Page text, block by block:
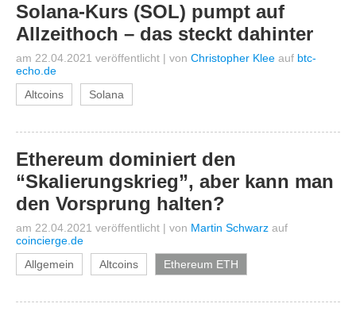
Solana-Kurs (SOL) pumpt auf
Allzeithoch – das steckt dahinter
am 22.04.2021 veröffentlicht | von Christopher Klee auf btc-
echo.de
Altcoins
Solana
Ethereum dominiert den
“Skalierungskrieg”, aber kann man
den Vorsprung halten?
am 22.04.2021 veröffentlicht | von Martin Schwarz auf
coincierge.de
Allgemein
Altcoins Ethereum ETH